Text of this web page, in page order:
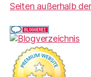
Seiten außerhalb